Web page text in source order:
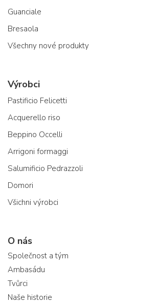
Guanciale
Bresaola
Všechny nové produkty
Výrobci
Pastificio Felicetti
Acquerello riso
Beppino Occelli
Arrigoni formaggi
Salumificio Pedrazzoli
Domori
Všichni výrobci
O nás
Společnost a tým
Ambasádu
Tvůrci
Naše historie